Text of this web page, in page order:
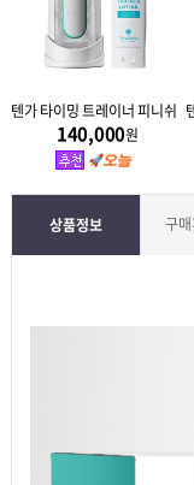
사은품
텐가 타이밍 트레이너 피니쉬 +
140,000원
상품정보 구